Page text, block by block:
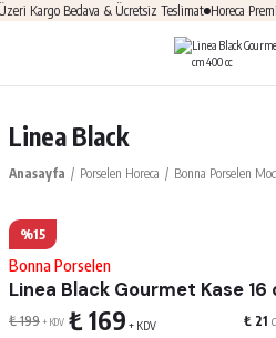
Kargo Bedava & Ücretsiz Teslimat Horeca
Linea Black
Anasayfa Porselen Horeca Bonna Porselen
%15
Bonna Porselen
Linea Black Gourmet Kase
₺ 199 + KDV ₺ 169 + KDV ₺ 21